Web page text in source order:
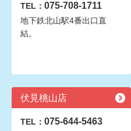
TEL： 075-708-1711
地下鉄北山駅4番出口直
結。
伏見桃山店
TEL： 075-644-5463